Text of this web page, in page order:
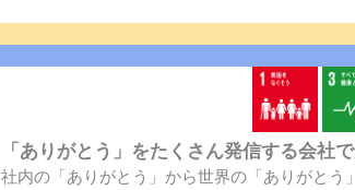
「ありがとう」をたくさん発信する会社
社内の「ありがとう」から世界の「ありがとう